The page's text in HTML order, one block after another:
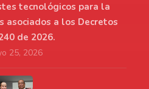
tecnológicos para la
asociados a los Decretos
de 2026.
25, 2026